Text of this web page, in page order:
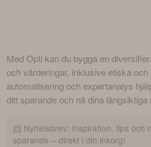
Med Opti kan du bygga en
och värderingar, inklusive etiska
automatisering och expertanalys
ditt sparande och nå dina
📨 Nyhetsbrev: Inspiration, tips och
sparande – direkt i din inkorg!